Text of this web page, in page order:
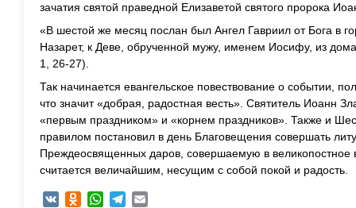
зачатия святой праведной Елизаветой святого пророка
«В шестой же месяц послан был Ангел Гавриил от Бога в
Назарет, к Деве, обрученной мужу, именем Иосифу, из
1, 26-27).
Так начинается евангельское повествование о событии,
что значит «добрая, радостная весть». Святитель Иоанн
«первым праздником» и «корнем праздников». Также и
правилом постановил в день Благовещения совершать
Преждеосвященных даров, совершаемую в великопостное
считается величайшим, несущим с собой покой и радость.
VK Odnoklassniki
WhatsAppTelegram